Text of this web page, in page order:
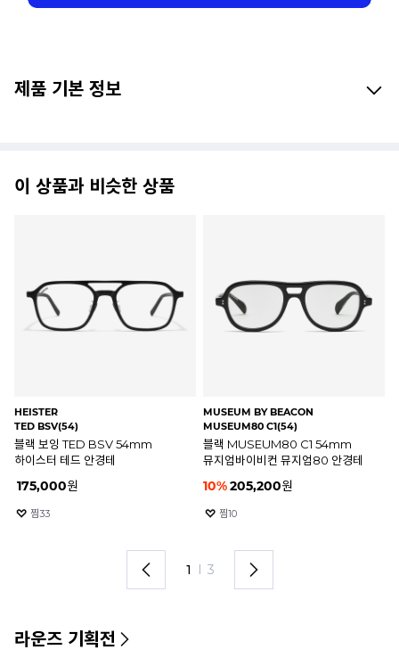
제품 기본 정보
이 상품과 비슷한 상품
NINE ACCORD
HORN GUN C1(56)
블랙 보잉 HORN GUN C1
56mm 나인어코드 안경테
5%218,500
찜11
NINE ACCORD
HORN GUN C3(56)
브라운 보잉 HORN GUN C3
56mm 나인어코드 안경테
5%218,500원
찜5
2 I 3
라운즈 기획전